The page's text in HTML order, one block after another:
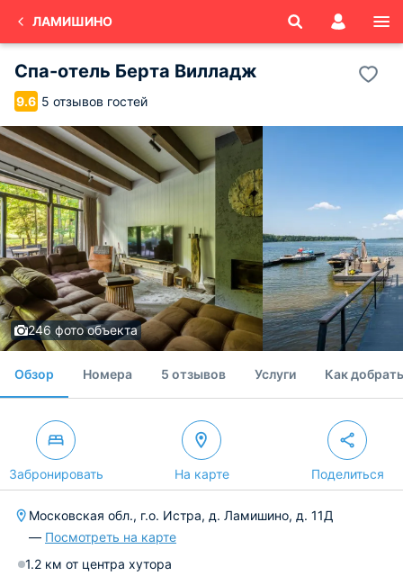
ЛАМИШИНО
Спа-отель Берта Вилладж
9.6 5 отзывов гостей
246 фото объекта
Обзор Номера 5 отзывов Услуги Как
Забронировать На карте Поделиться
Московская обл., г.о. Истра, д. Ламишино, д. 11Д
— Посмотреть на карте
1.2 км от центра хутора